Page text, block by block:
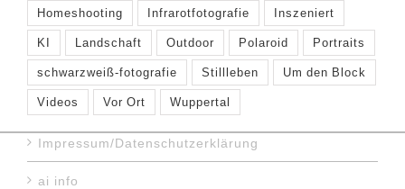
Homeshooting
Infrarotfotografie
Inszeniert
KI
Landschaft Outdoor Polaroid
Portraits
schwarzweiß-fotografie
Stillleben
Um den Block
Videos
Vor Ort Wuppertal
Impressum/Datenschutzerklärung
ai info